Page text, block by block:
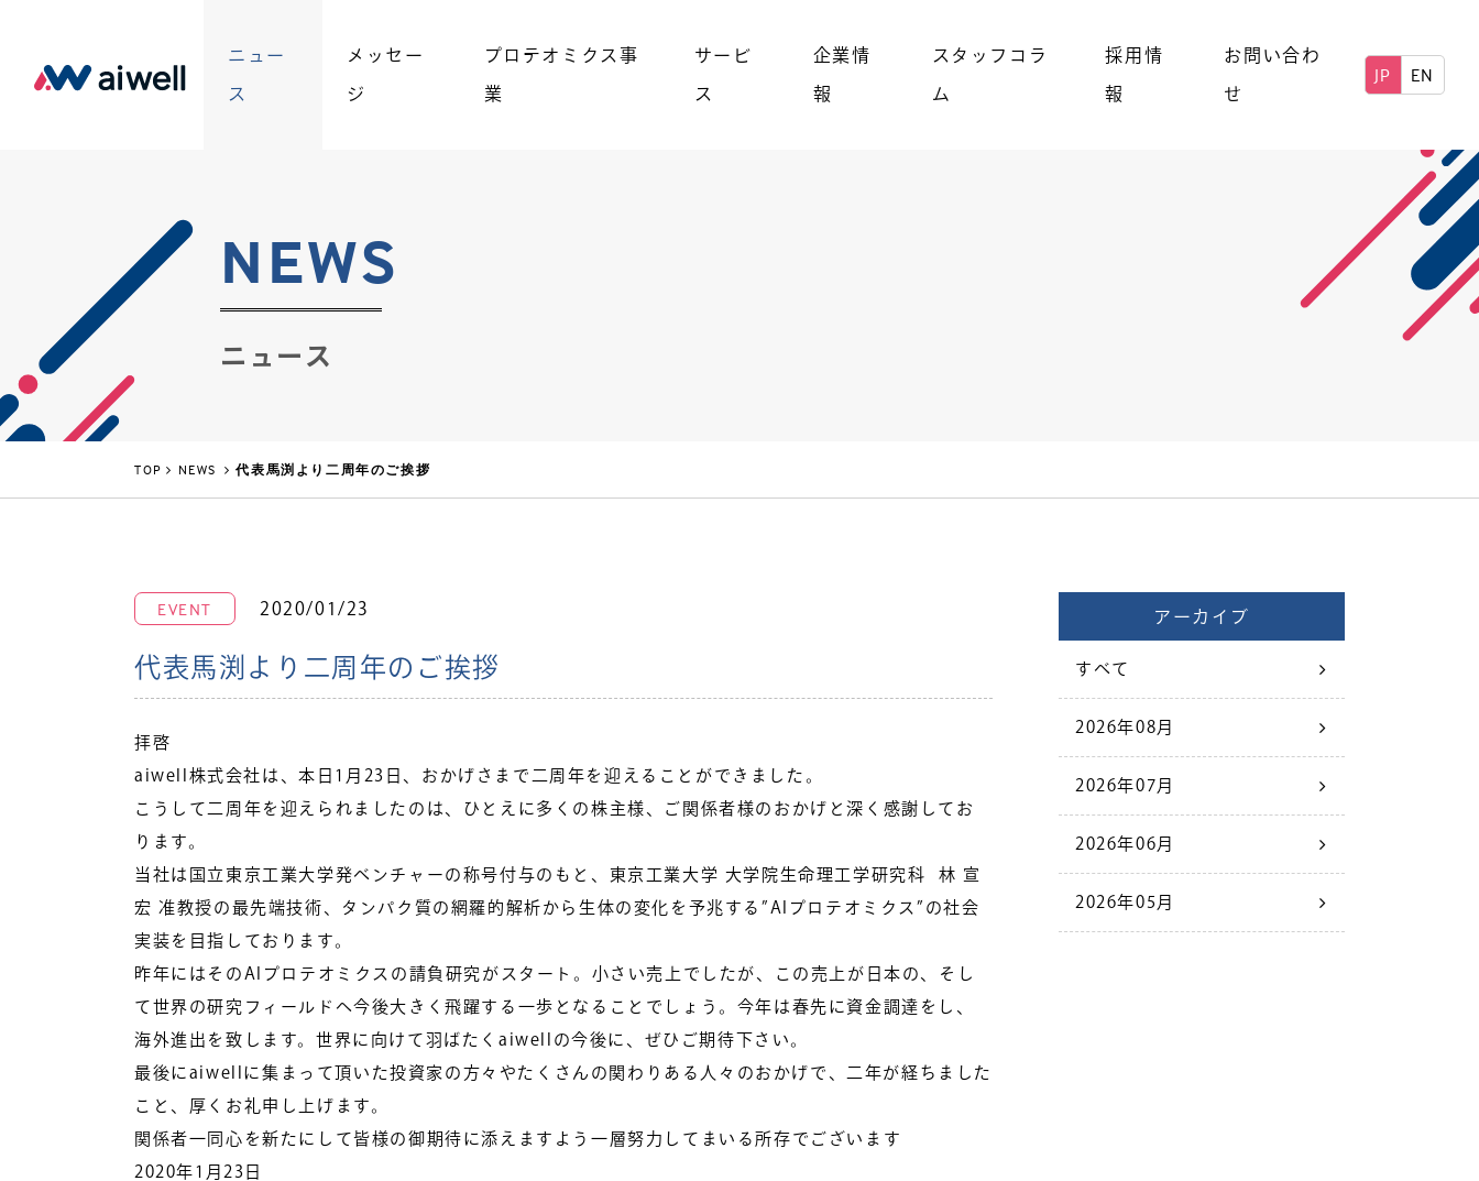
ニュー
ス
メッセー
ジ
プロテオミクス事
業
サービ
ス
企業情
報
スタッフコラ
ム
採用情
報
お問い合わ
せ
JP EN
NEWS
ニュース
TOP NEWS 代表馬渕より二周年のご挨拶
EVENT 2020/01/23
代表馬渕より二周年のご挨拶
拝啓
aiwell株式会社は、本日1月23日、おかげさまで二周年を迎えることができました。
こうして二周年を迎えられましたのは、ひとえに多くの株主様、ご関係者様のおかげと深く感謝してお
ります。
当社は国立東京工業大学発ベンチャーの称号付与のもと、東京工業大学 大学院生命理工学研究科 林 宣
宏 准教授の最先端技術、タンパク質の網羅的解析から生体の変化を予兆する”AIプロテオミクス”の社会
実装を目指しております。
昨年にはそのAIプロテオミクスの請負研究がスタート。小さい売上でしたが、この売上が日本の、そし
て世界の研究フィールドへ今後大きく飛躍する一歩となることでしょう。 今年は春先に資金調達をし、
海外進出を致します。世界に向けて羽ばたくaiwellの今後に、ぜひご期待下さい。
最後にaiwellに集まって頂いた投資家の方々やたくさんの関わりある人々のおかげで、二年が経ちました
こと、厚くお礼申し上げます。
関係者一同心を新たにして皆様の御期待に添えますよう一層努力してまいる所存でございます
2020年1月23日
アーカイブ
すべて
2026年08月
2026年07月
2026年06月
2026年05月